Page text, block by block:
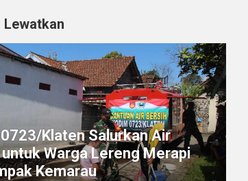
Lewatkan
Klaten Salurkan Air
Warga Lereng Merapi
Kemarau